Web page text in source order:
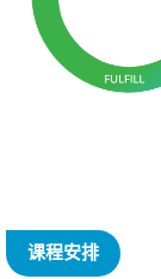
课程安排